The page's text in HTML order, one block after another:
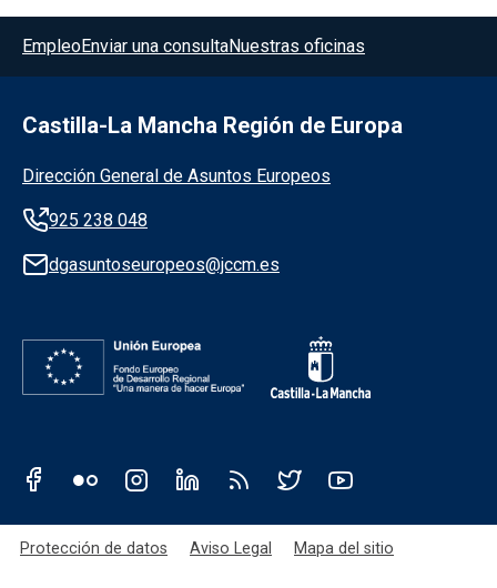
Menú del pie
EmpleoEnviar una consultaNuestras oficinas
Castilla-La Mancha Región de Europa
Información de la institución
Dirección General de Asuntos Europeos
925 238 048
dgasuntoseuropeos@jccm.es
Redes sociales JCCM
Menú legal
Protección de datos Aviso Legal Mapa del sitio